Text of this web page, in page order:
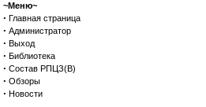
~Меню~
· Главная страница
· Администратор
· Выход
· Библиотека
· Состав РПЦЗ(В)
· Обзоры
· Новости